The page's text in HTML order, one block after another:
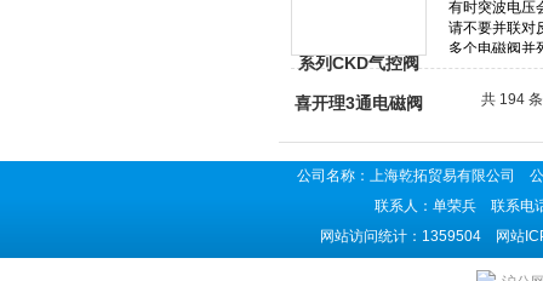
共 194
公司名称：上海乾拓贸易有限公司
联系人：单荣兵 联系电
网站访问统计：1359504 网站
上海乾拓贸易有限公司是CKD电磁阀供应商